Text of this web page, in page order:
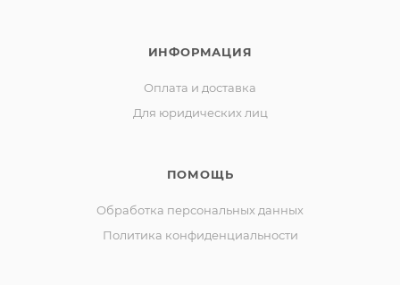
ИНФОРМАЦИЯ
Оплата и доставка
Для юридических лиц
ПОМОЩЬ
Обработка персональных данных
Политика конфиденциальности